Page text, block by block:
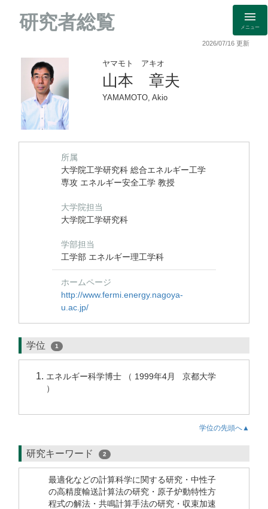
研究者総覧 メニュー
2026/07/16 更新
ヤマモト アキオ
山本 章夫
YAMAMOTO, Akio
所属
大学院工学研究科 総合エネルギー工学
専攻 エネルギー安全工学 教授
大学院担当
大学院工学研究科
学部担当
工学部 エネルギー理工学科
ホームページ
http://www.fermi.energy.nagoya-
u.ac.jp/
学位 1
エネルギー科学博士 （ 1999年4月 京都大学
）
学位の先頭へ▲
研究キーワード 2
最適化などの計算科学に関する研究・中性子
の高精度輸送計算法の研究・原子炉動特性方
程式の解法・共鳴計算手法の研究・収束加速